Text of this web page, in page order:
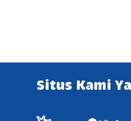
Situs Kami